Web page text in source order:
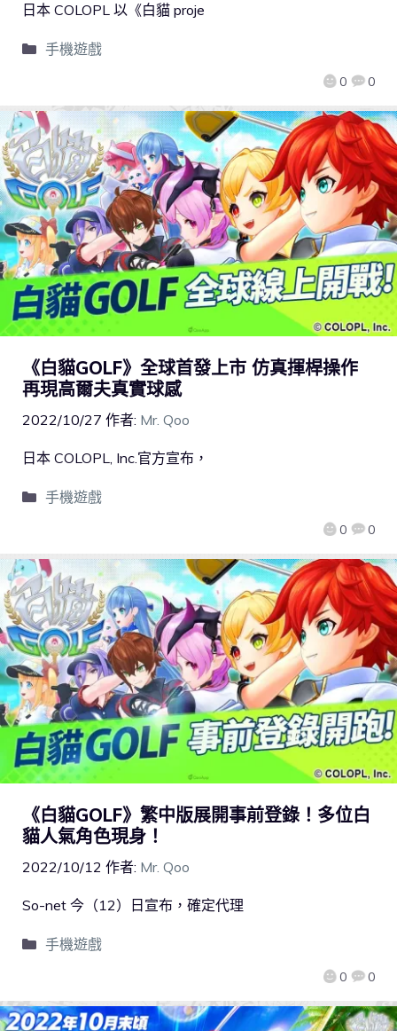
0 0
日本 COLOPL 以《白貓 proje
手機遊戲
《白貓GOLF》全球首發上市 仿真揮桿操作
再現高爾夫真實球感
2022/10/27 作者: Mr. Qoo
0 0
日本 COLOPL, Inc.官方宣布，
手機遊戲
《白貓GOLF》繁中版展開事前登錄！多位白
貓人氣角色現身！
2022/10/12 作者: Mr. Qoo
0 0
So-net 今（12）日宣布，確定代理
手機遊戲